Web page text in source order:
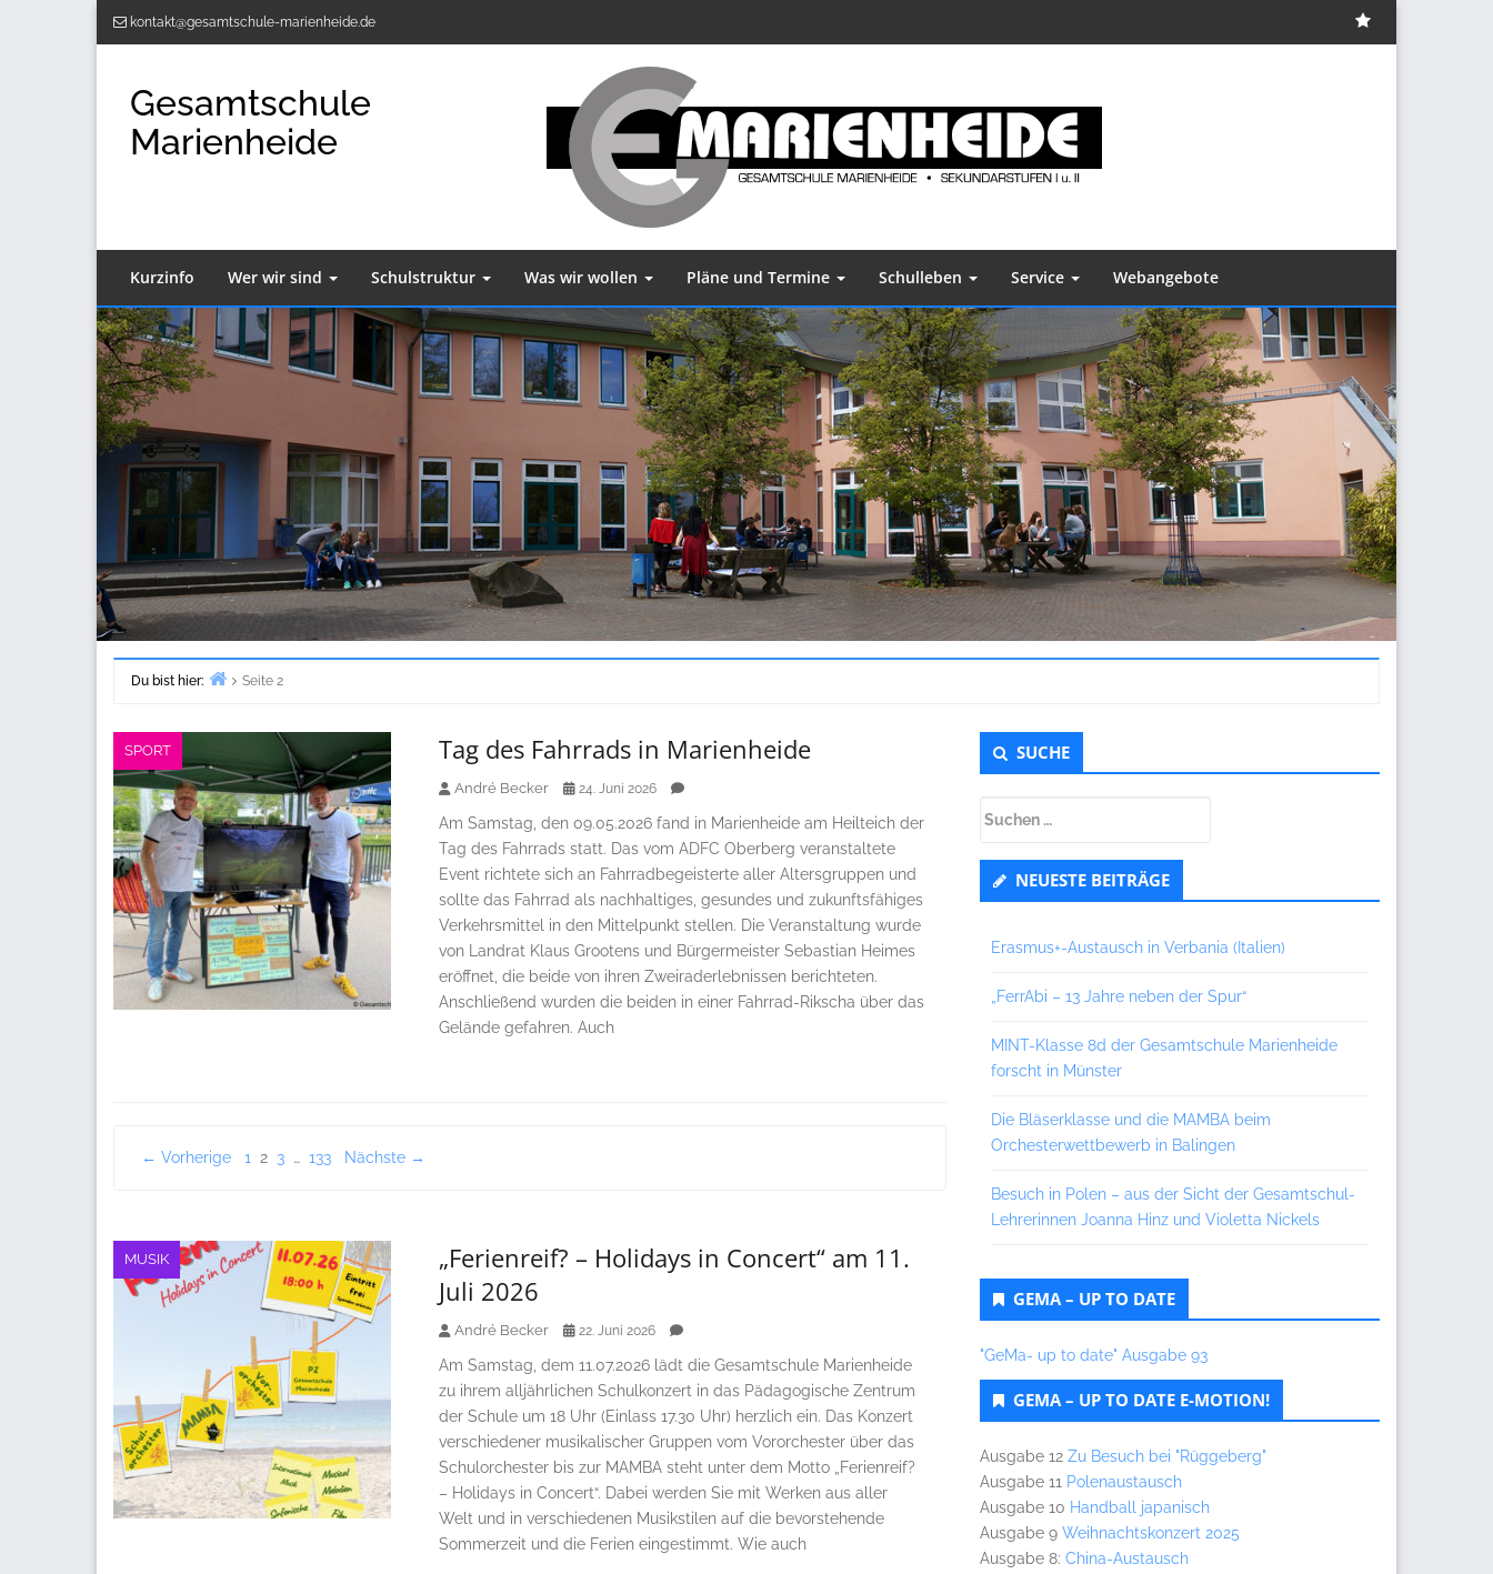
kontakt@gesamtschule-marienheide.de
Gesamtschule
Marienheide
Kurzinfo Wer wir sind Schulstruktur Was wir wollen Pläne und Termine Schulleben Service Webangebote
Du bist hier:
Seite 2
SPORT Tag des Fahrrads in Marienheide
André Becker 24. Juni 2026
Am Samstag, den 09.05.2026 fand in Marienheide am Heilteich der
Tag des Fahrrads statt. Das vom ADFC Oberberg veranstaltete
Event richtete sich an Fahrradbegeisterte aller Altersgruppen und
sollte das Fahrrad als nachhaltiges, gesundes und zukunftsfähiges
Verkehrsmittel in den Mittelpunkt stellen. Die Veranstaltung wurde
von Landrat Klaus Grootens und Bürgermeister Sebastian Heimes
eröffnet, die beide von ihren Zweiraderlebnissen berichteten.
Anschließend wurden die beiden in einer Fahrrad-Rikscha über das
Gelände gefahren. Auch
Seitennummerierung
← Vorherige 1 2 3 … 133 Nächste →
MUSIK
„Ferienreif? – Holidays in Concert“ am 11.
Juli 2026
André Becker 22. Juni 2026
Am Samstag, dem 11.07.2026 lädt die Gesamtschule Marienheide
zu ihrem alljährlichen Schulkonzert in das Pädagogische Zentrum
der Schule um 18 Uhr (Einlass 17.30 Uhr) herzlich ein. Das Konzert
verschiedener musikalischer Gruppen vom Vororchester über das
Schulorchester bis zur MAMBA steht unter dem Motto „Ferienreif?
– Holidays in Concert“. Dabei werden Sie mit Werken aus aller
Welt und in verschiedenen Musikstilen auf die bevorstehende
Sommerzeit und die Ferien eingestimmt. Wie auch
Untergeordnet
Seitenleiste
SUCHE
NEUESTE BEITRÄGE
Erasmus+-Austausch in Verbania (Italien)
„FerrAbi – 13 Jahre neben der Spur“
MINT-Klasse 8d der Gesamtschule Marienheide
forscht in Münster
Die Bläserklasse und die MAMBA beim
Orchesterwettbewerb in Balingen
Besuch in Polen – aus der Sicht der Gesamtschul-
Lehrerinnen Joanna Hinz und Violetta Nickels
GEMA – UP TO DATE
"GeMa- up to date" Ausgabe 93
GEMA – UP TO DATE E-MOTION!
Ausgabe 12 Zu Besuch bei "Rüggeberg"
Ausgabe 11 Polenaustausch
Ausgabe 10 Handball japanisch
Ausgabe 9 Weihnachtskonzert 2025
Ausgabe 8: China-Austausch